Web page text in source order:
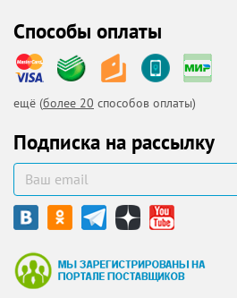
Способы оплаты
ещё (более 20 способов оплаты)
Подписка на рассылку